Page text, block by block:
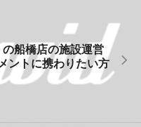
船橋店の施設運営
ントに携わりたい方